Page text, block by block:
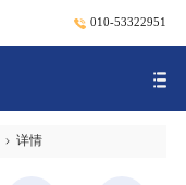
010-53322951
详情